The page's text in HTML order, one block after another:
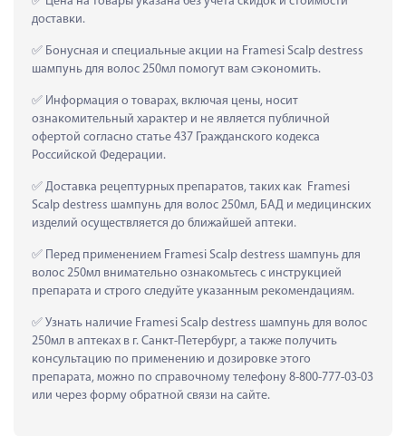
доставки.
Бонусная и специальные акции на Framesi Scalp destress
шампунь для волос 250мл помогут вам сэкономить.
Информация о товарах, включая цены, носит
ознакомительный характер и не является публичной
офертой согласно статье 437 Гражданского кодекса
Российской Федерации.
Доставка рецептурных препаратов, таких как  Framesi
Scalp destress шампунь для волос 250мл, БАД и медицинских
изделий осуществляется до ближайшей аптеки.
Перед применением Framesi Scalp destress шампунь для
волос 250мл внимательно ознакомьтесь с инструкцией
препарата и строго следуйте указанным рекомендациям.
Узнать наличие Framesi Scalp destress шампунь для волос
250мл в аптеках в г. Санкт-Петербург, а также получить
консультацию по применению и дозировке этого
препарата, можно по справочному телефону 8-800-777-03-03
или через форму обратной связи на сайте.